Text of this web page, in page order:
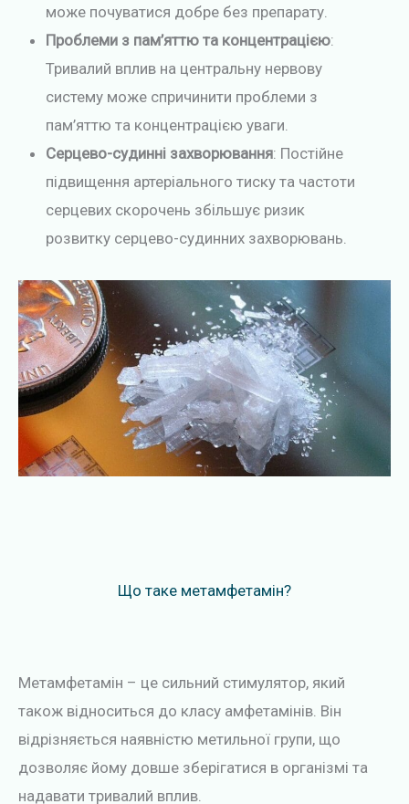
може почуватися добре без препарату.
Проблеми з пам’яттю та концентрацією:
Тривалий вплив на центральну нервову
систему може спричинити проблеми з
пам’яттю та концентрацією уваги.
Серцево-судинні захворювання: Постійне
підвищення артеріального тиску та частоти
серцевих скорочень збільшує ризик
розвитку серцево-судинних захворювань.
Що таке метамфетамін?
Метамфетамін – це сильний стимулятор, який
також відноситься до класу амфетамінів. Він
відрізняється наявністю метильної групи, що
дозволяє йому довше зберігатися в організмі та
надавати тривалий вплив.